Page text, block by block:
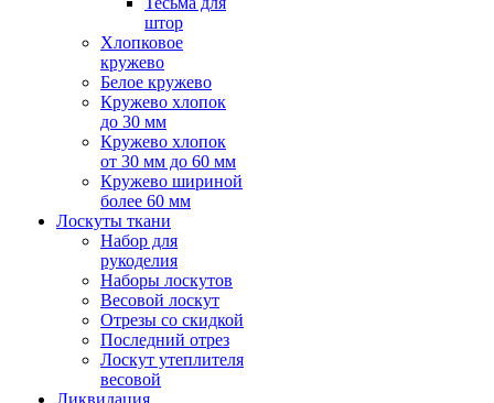
штор
Хлопковое
кружево
Белое кружево
Кружево хлопок
до 30 мм
Кружево хлопок
от 30 мм до 60 мм
Кружево шириной
более 60 мм
Лоскуты ткани
Набор для
рукоделия
Наборы лоскутов
Весовой лоскут
Отрезы со скидкой
Последний отрез
Лоскут утеплителя
весовой
Ликвидация